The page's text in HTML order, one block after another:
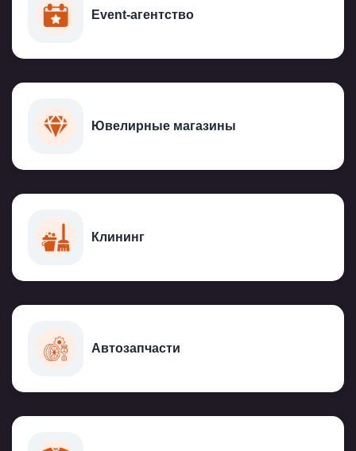
Event-агентство
Ювелирные магазины
Клининг
Автозапчасти